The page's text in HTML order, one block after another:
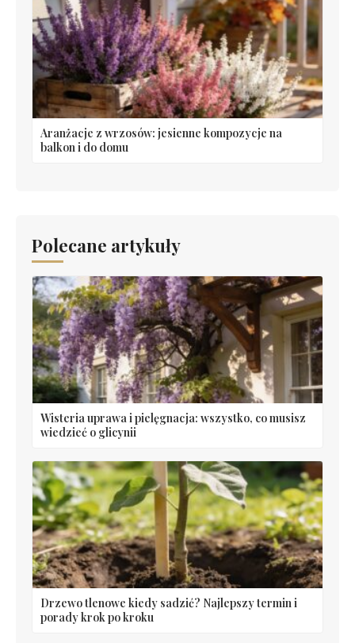
Aranżacje z wrzosów: jesienne kompozycje na
balkon i do domu
Polecane artykuły
Wisteria uprawa i pielęgnacja: wszystko, co musisz
wiedzieć o glicynii
Drzewo tlenowe kiedy sadzić? Najlepszy termin i
porady krok po kroku